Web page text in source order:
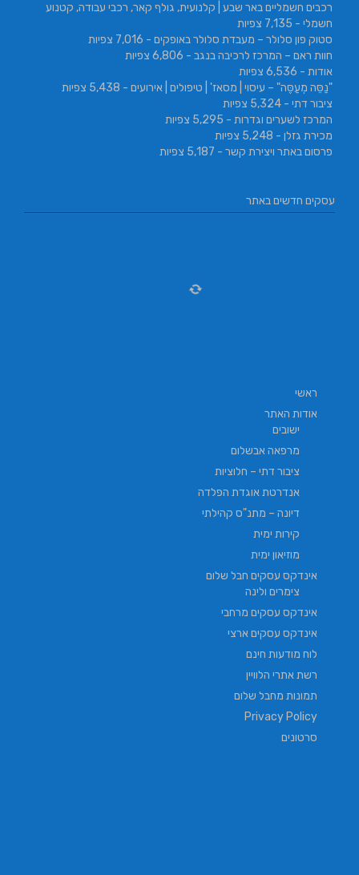
רכבים חשמליים באר שבע | קלנועית, גולף קאר, רכבי עבודה, קטנוע
חשמלי - 7,135 צפיות
סטוק פון סלולר – מעבדת סלולר באופקים - 7,016 צפיות
חוות ראם – המרכז לרכיבה בנגב - 6,806 צפיות
אודות - 6,536 צפיות
"נַסֵּה מְעַסֶּה" – עיסוי | מסאז' | טיפולים | אירועים - 5,438 צפיות
ציבור דתי - 5,324 צפיות
המרכז לשערים וגדרות - 5,295 צפיות
מכירת גזלן - 5,248 צפיות
פרסום באתר ויצירת קשר - 5,187 צפיות
עסקים חדשים באתר
ראשי
אודות האתר
ישובים
מרפאה אבשלום
ציבור דתי – חלוציות
אנדרטת אוגדת הפלדה
דיונה – מתנ"ס קהילתי
קירות ימית
מוזיאון ימית
אינדקס עסקים חבל שלום
צימרים ולינה
אינדקס עסקים מרחבי
אינדקס עסקים ארצי
לוח מודעות חינם
רשת אתרי הלוויין
תמונות מחבל שלום
Privacy Policy
סרטונים